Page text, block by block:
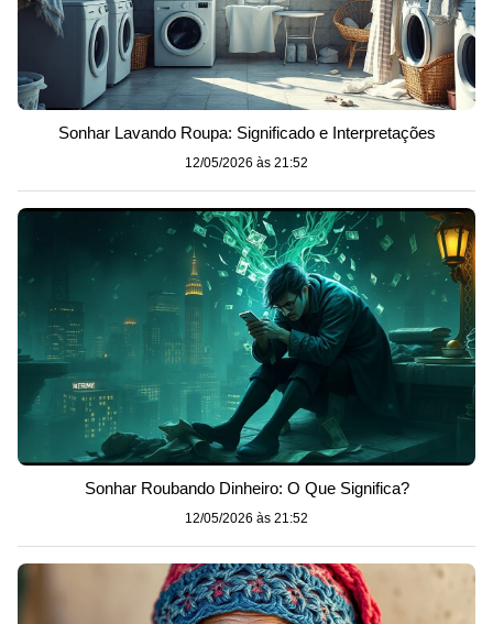
Sonhar Lavando Roupa: Significado e Interpretações
12/05/2026 às 21:52
Sonhar Roubando Dinheiro: O Que Significa?
12/05/2026 às 21:52